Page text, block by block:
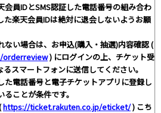
員IDとSMS認証した電話番号の組み合わ
た楽天会員IDは絶対に退会しないようお願
い場合は、お申込(購入・抽選)内容確認 (
orderreview) にログインの上、チケット受
スマートフォンに送信してください。
電話番号と電子チケットアプリに登録し
ことが条件です。
https://ticket.rakuten.co.jp/eticket/) こち